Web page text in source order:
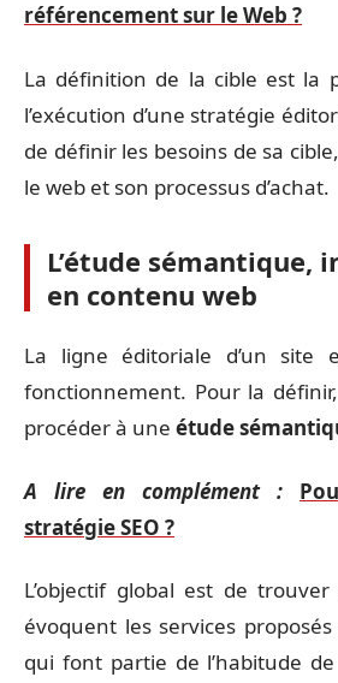
référencement sur le Web ?
La définition de la cible est la
l’exécution d’une stratégie
de définir les besoins de sa
le web et son processus d’achat.
L’étude sémantique,
en contenu web
La ligne éditoriale d’un site
fonctionnement. Pour la
procéder à une étude
A lire en complément :
stratégie SEO ?
L’objectif global est de
évoquent les services
qui font partie de l’habitude